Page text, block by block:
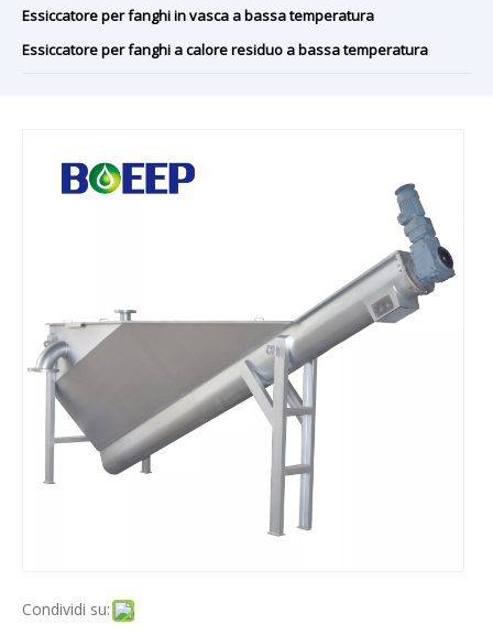
Essiccatore per fanghi in vasca a bassa temperatura
Essiccatore per fanghi a calore residuo a bassa temperatura
Condividi su: